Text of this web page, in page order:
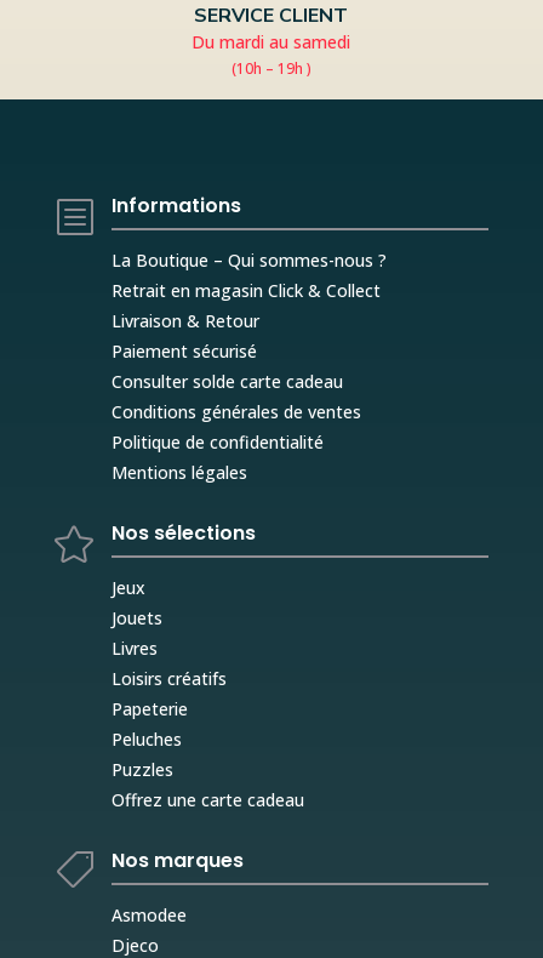
SERVICE CLIENT
Du mardi au samedi
(10h – 19h )
b Informations
La Boutique – Qui sommes-nous ?
Retrait en magasin Click & Collect
Livraison & Retour
Paiement sécurisé
Consulter solde carte cadeau
Conditions générales de ventes
Politique de confidentialité
Mentions légales
 Nos sélections
Jeux
Jouets
Livres
Loisirs créatifs
Papeterie
Peluches
Puzzles
Offrez une carte cadeau
 Nos marques
Asmodee
Djeco